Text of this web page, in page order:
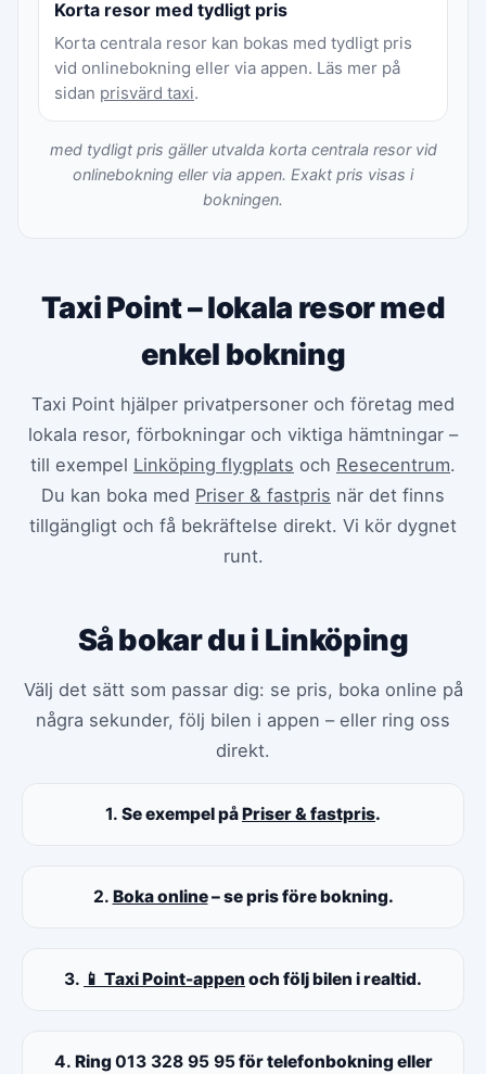
Korta resor med tydligt pris
Korta centrala resor kan bokas med tydligt pris
vid onlinebokning eller via appen. Läs mer på
sidan prisvärd taxi.
med tydligt pris gäller utvalda korta centrala resor vid
onlinebokning eller via appen. Exakt pris visas i
bokningen.
Taxi Point – lokala resor med
enkel bokning
Taxi Point hjälper privatpersoner och företag med
lokala resor, förbokningar och viktiga hämtningar –
till exempel Linköping flygplats och Resecentrum.
Du kan boka med Priser & fastpris när det finns
tillgängligt och få bekräftelse direkt. Vi kör dygnet
runt.
Så bokar du i Linköping
Välj det sätt som passar dig: se pris, boka online på
några sekunder, följ bilen i appen – eller ring oss
direkt.
1. Se exempel påPriser & fastpris.
2. Boka online– se pris före bokning.
3. 📱 Taxi Point-appen och följ bilen i realtid.
4. Ring 013 328 95 95för telefonbokning eller